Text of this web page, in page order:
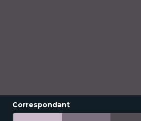
Correspondant